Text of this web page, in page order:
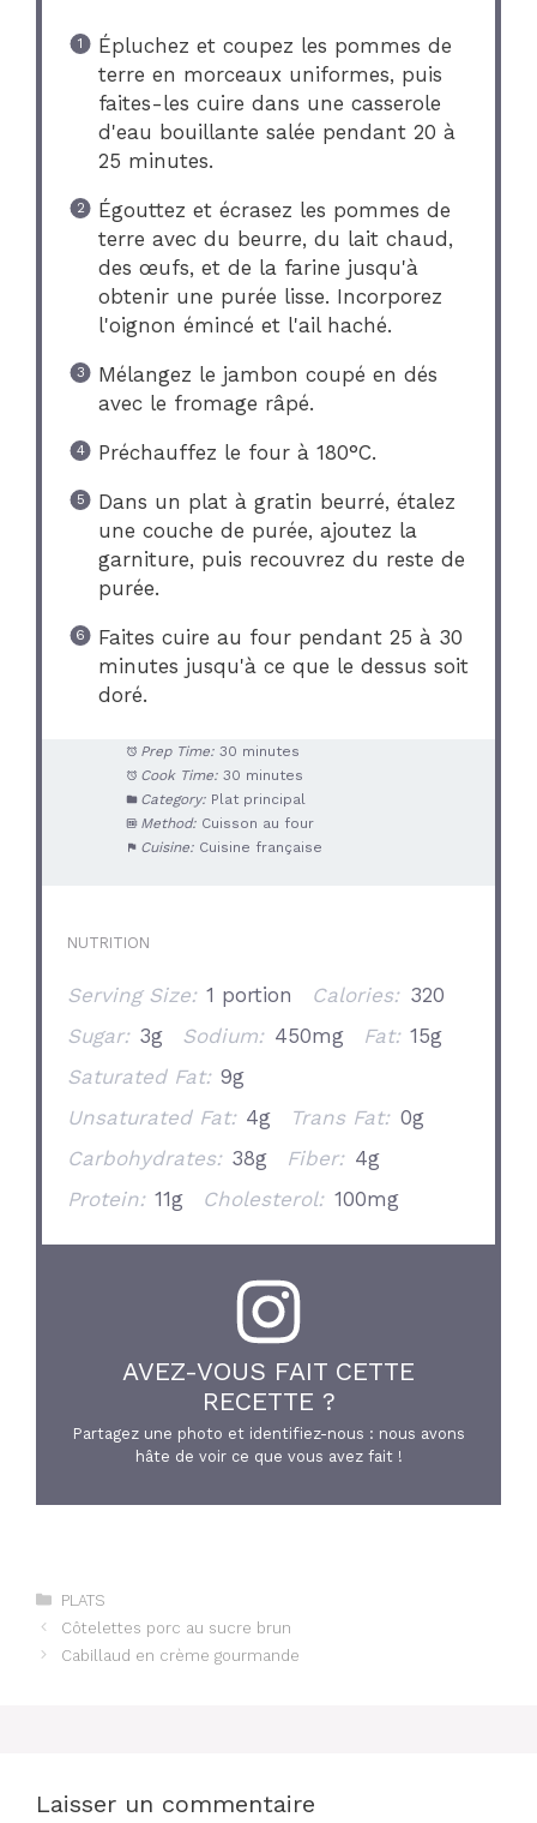
Épluchez et coupez les pommes de
terre en morceaux uniformes, puis
faites-les cuire dans une casserole
d'eau bouillante salée pendant 20 à
25 minutes.
Égouttez et écrasez les pommes de
terre avec du beurre, du lait chaud,
des œufs, et de la farine jusqu'à
obtenir une purée lisse. Incorporez
l'oignon émincé et l'ail haché.
Mélangez le jambon coupé en dés
avec le fromage râpé.
Préchauffez le four à 180°C.
Dans un plat à gratin beurré, étalez
une couche de purée, ajoutez la
garniture, puis recouvrez du reste de
purée.
Faites cuire au four pendant 25 à 30
minutes jusqu'à ce que le dessus soit
doré.
Prep Time: 30 minutes
Cook Time: 30 minutes
Category: Plat principal
Method: Cuisson au four
Cuisine: Cuisine française
NUTRITION
Serving Size: 1 portion Calories: 320
Sugar: 3g Sodium: 450mg Fat: 15g
Saturated Fat: 9g
Unsaturated Fat: 4g Trans Fat: 0g
Carbohydrates: 38g Fiber: 4g
Protein: 11g Cholesterol: 100mg
AVEZ-VOUS FAIT CETTE
RECETTE ?
Partagez une photo et identifiez-nous : nous avons
hâte de voir ce que vous avez fait !
Catégories
PLATS
Côtelettes porc au sucre brun
Cabillaud en crème gourmande
Laisser un commentaire